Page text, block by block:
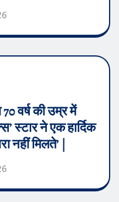
वर्ष की उम्र में
स्टार ने एक हार्दिक
नहीं मिलते’ |